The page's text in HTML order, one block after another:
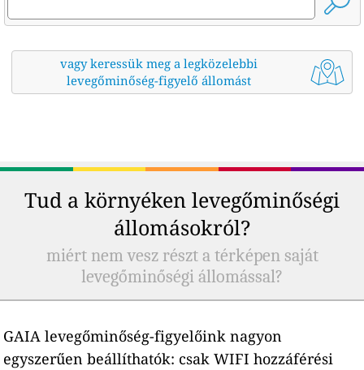
vagy keressük meg a legközelebbi
levegőminőség-figyelő állomást
Tud a környéken levegőminőségi
állomásokról?
miért nem vesz részt a térképen saját
levegőminőségi állomással?
GAIA levegőminőség-figyelőink nagyon
egyszerűen beállíthatók: csak WIFI hozzáférési